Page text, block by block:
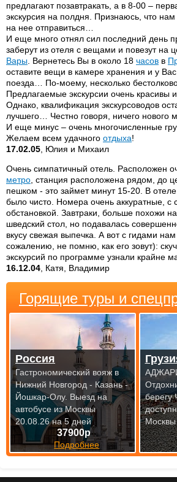
предлагают позавтракать, а в 8-00 –
экскурсия на полдня. Признаюсь, что
на нее отправиться…
И еще много отнял сил последний день
заберут из отеля с вещами и повезут на
Вары . Вернетесь Вы в около 18 часов в
оставите вещи в камере хранения и у
поезда… По-моему, несколько
Предлагаемые экскурсии очень красивы
Однако, квалификация экскурсоводов
лучшего… Честно говоря, ничего нового
И еще минус – очень многочисленные
Желаем всем удачного отдыха!
17.02.05 , Юлия и Михаил
Очень симпатичный отель. Расположен
метро , станция расположена рядом, до
пешком - это займет минут 15-20. В
было чисто. Номера очень аккуратные, с
обстановкой. Завтраки, больше похожи
шведский стол, но подавалась
вкусу свежая выпечка. А вот с гидами
сожалению, не помню, как его зовут):
экскурсий по программе узнали крайне
16.12.04 , Катя, Владимир
Горящие туры и
37900р
Подробнее
Россия
Гастрономический вояж в
Нижний Новгород - Казань -
Йошкар-Олу. Выезд на
автобусе из Москвы
20.08.26 на 5 дней
берегу
Москвы